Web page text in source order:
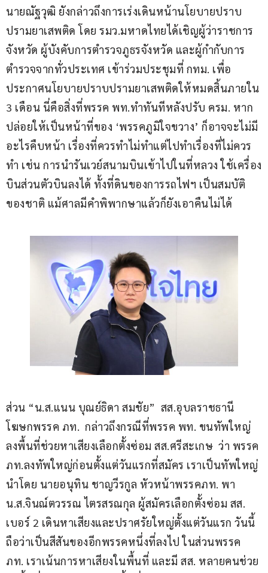
นายณัฐวุฒิ ยังกล่าวถึงการเร่งเดินหน้านโยบายปราบ
ปรามยาเสพติด โดย รมว.มหาดไทยได้เชิญผู้ว่าราชการ
จังหวัด ผู้บังคับการตำรวจภูธรจังหวัด และผู้กำกับการ
ตำรวจจากทั่วประเทศ เข้าร่วมประชุมที่ กทม. เพื่อ
ประกาศนโยบายปราบปรามยาเสพติดให้หมดสิ้นภายใน
3 เดือน นี่คือสิ่งที่พรรค พท.ทำทันทีหลังปรับ ครม. หาก
ปล่อยให้เป็นหน้าที่ของ ‘พรรคภูมิใจขวาง’ ก็อาจจะไม่มี
อะไรคืบหน้า เรื่องที่ควรทำไม่ทำแต่ไปทำเรื่องที่ไม่ควร
ทำ เช่น การนำรันเวย์สนามบินเข้าไปในที่หลวง ใช้เครื่อง
บินส่วนตัวบินลงได้ ทั้งที่ดินของการรถไฟฯ เป็นสมบัติ
ของชาติ แม้ศาลมีคำพิพากษาแล้วก็ยังเอาคืนไม่ได้
ส่วน “น.ส.แนน บุณย์ธิดา สมชัย”  สส.อุบลราชธานี
โฆษกพรรค ภท.  กล่าวถึงกรณีที่พรรค พท. ขนทัพใหญ่
ลงพื้นที่ช่วยหาเสียงเลือกตั้งซ่อม สส.ศรีสะเกษ  ว่า พรรค
ภท.ลงทัพใหญ่ก่อนตั้งแต่วันแรกที่สมัคร เราเป็นทัพใหญ่
นำโดย นายอนุทิน ชาญวีรกูล หัวหน้าพรรคภท. พา
น.ส.จินณ์ตวรรณ ไตรสรณกุล ผู้สมัครเลือกตั้งซ่อม สส.
เบอร์ 2 เดินหาเสียงและปราศรัยใหญ่ตั้งแต่วันแรก วันนี้
ถือว่าเป็นสีสันของอีกพรรคหนึ่งที่ลงไป ในส่วนพรรค
ภท. เราเน้นการหาเสียงในพื้นที่ และมี สส. หลายคนช่วย